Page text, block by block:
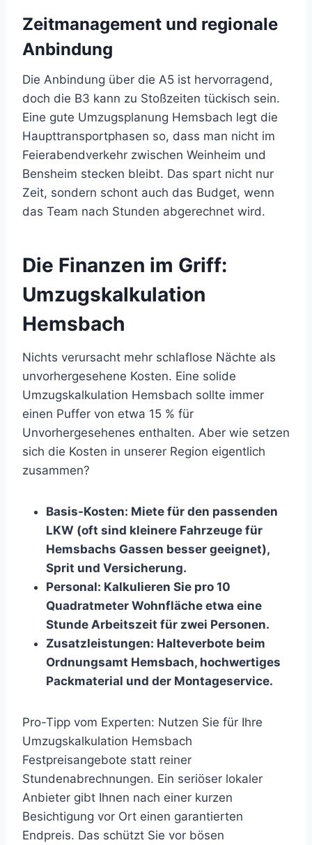
Zeitmanagement und regionale
Anbindung
Die Anbindung über die A5 ist hervorragend,
doch die B3 kann zu Stoßzeiten tückisch sein.
Eine gute Umzugsplanung Hemsbach legt die
Haupttransportphasen so, dass man nicht im
Feierabendverkehr zwischen Weinheim und
Bensheim stecken bleibt. Das spart nicht nur
Zeit, sondern schont auch das Budget, wenn
das Team nach Stunden abgerechnet wird.
Die Finanzen im Griff:
Umzugskalkulation
Hemsbach
Nichts verursacht mehr schlaflose Nächte als
unvorhergesehene Kosten. Eine solide
Umzugskalkulation Hemsbach sollte immer
einen Puffer von etwa 15 % für
Unvorhergesehenes enthalten. Aber wie setzen
sich die Kosten in unserer Region eigentlich
zusammen?
Basis-Kosten: Miete für den passenden
LKW (oft sind kleinere Fahrzeuge für
Hemsbachs Gassen besser geeignet),
Sprit und Versicherung.
Personal: Kalkulieren Sie pro 10
Quadratmeter Wohnfläche etwa eine
Stunde Arbeitszeit für zwei Personen.
Zusatzleistungen: Halteverbote beim
Ordnungsamt Hemsbach, hochwertiges
Packmaterial und der Montageservice.
Pro-Tipp vom Experten: Nutzen Sie für Ihre
Umzugskalkulation Hemsbach
Festpreisangebote statt reiner
Stundenabrechnungen. Ein seriöser lokaler
Anbieter gibt Ihnen nach einer kurzen
Besichtigung vor Ort einen garantierten
Endpreis. Das schützt Sie vor bösen